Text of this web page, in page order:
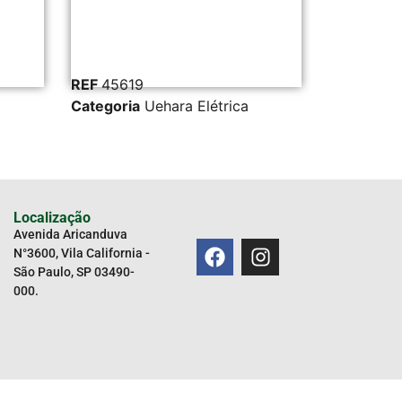
REF45619
Categoria Uehara Elétrica
REF44789
Localização
Avenida Aricanduva
N°3600, Vila California -
São Paulo, SP 03490-
000.